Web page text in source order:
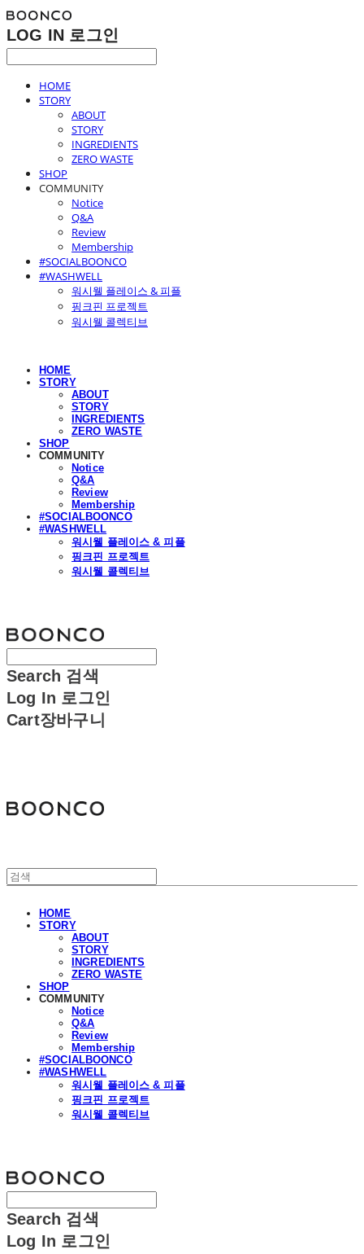
LOG IN 로그인
HOME
STORY
ABOUT
STORY
INGREDIENTS
ZERO WASTE
SHOP
COMMUNITY
Notice
Q&A
Review
Membership
#SOCIALBOONCO
#WASHWELL
워시웰 플레이스 & 피플
핑크핀 프로젝트
워시웰 콜렉티브
HOME
STORY
ABOUT
STORY
INGREDIENTS
ZERO WASTE
SHOP
COMMUNITY
Notice
Q&A
Review
Membership
#SOCIALBOONCO
#WASHWELL
워시웰 플레이스 & 피플
핑크핀 프로젝트
워시웰 콜렉티브
Search 검색
Log In 로그인
Cart장바구니
HOME
STORY
ABOUT
STORY
INGREDIENTS
ZERO WASTE
SHOP
COMMUNITY
Notice
Q&A
Review
Membership
#SOCIALBOONCO
#WASHWELL
워시웰 플레이스 & 피플
핑크핀 프로젝트
워시웰 콜렉티브
Search 검색
Log In 로그인